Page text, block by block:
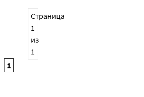
Страница
1
из
1
1